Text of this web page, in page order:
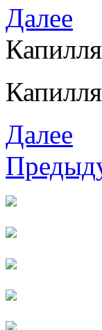
Далее
Далее